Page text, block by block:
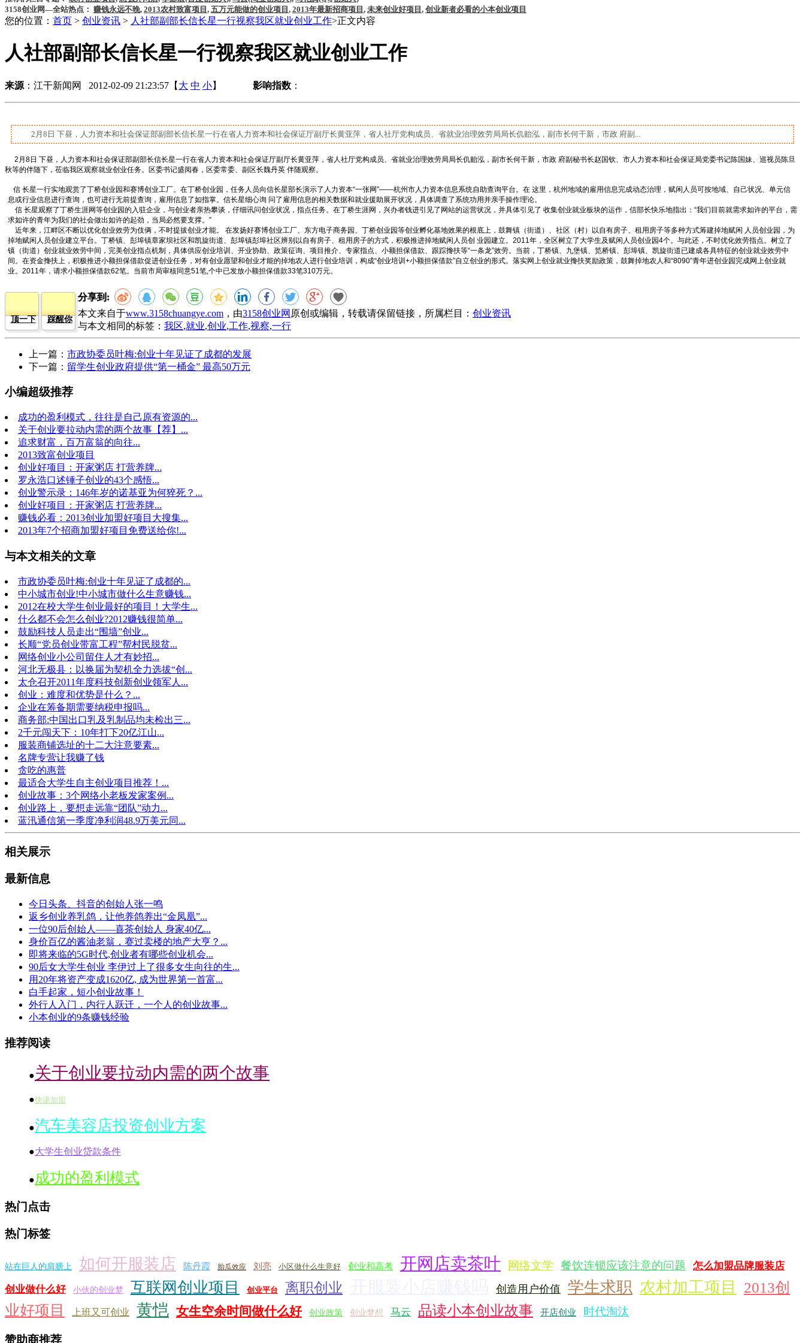
3158创业网—全站热点： 赚钱永远不晚, 2013农村致富项目 , 五万元能做的创业项目 , 2013年最新招商项目 , 未来创业好项目 , 创业新者必看的小本创业项目
您的位置： 首页 > 创业资讯 > 人社部副部长信长星一行视察我区就业创业工作>正文内容
人社部副部长信长星一行视察我区就业创业工作
来源 ：江干新闻网 2012-02-09 21:23:57【 大 中 小】 影响指数 ：
2月8日 下昼，人力资本和社会保证部副部长信长星一行在省人力资本和社会保证厅副厅长黄亚萍，省人社厅党构成员、省就业治理效劳局局长仉贻泓，副市长何干新，市政 府副...
2 月8日 下昼，人力资本和社会保证部副部长信长星一行在省人力资本和社会保证厅副厅长黄亚萍，省人社厅党构成员、省就业治理效劳局局长仉贻泓，副市长何干新，市政 府副秘书长赵国钦、市人力资本和社会保证局党委书记陈国妹、巡视员陈旦
秋等的伴随下，莅临我区观察就业创业任务。区委书记盛阅春，区委常委、副区长魏丹英 伴随观察。
信 长星一行实地观赏了丁桥创业园和赛博创业工厂。在丁桥创业园，任务人员向信长星部长演示了人力资本“一张网”——杭州市人力资本信息系统自助查询平台。在 这里，杭州地域的雇用信息完成动态治理，赋闲人员可按地域、自己状况、单元信
息或行业信息进行查询，也可进行无前提查询，雇用信息了如指掌。信长星细心询 问了雇用信息的相关数据和就业援助展开状况，具体调查了系统功用并亲手操作理论。
信 长星观察了丁桥生涯网等创业园的入驻企业，与创业者亲热攀谈，仔细讯问创业状况，指点任务。在丁桥生涯网，兴办者钱进引见了网站的运营状况，并具体引见了 收集创业就业板块的运作，信部长快乐地指出：“我们目前就需求如许的平台，需
求如许的青年为我们的社会做出如许的起劲，当局必然要支撑。”
近年来，江畔区不断以优化创业效劳为伎俩，不时提拔创业才能。 在发扬好赛博创业工厂、东方电子商务园、丁桥创业园等创业孵化基地效果的根底上，鼓舞镇（街道）、社区（村）以自有房子、租用房子等多种方式筹建掉地赋闲 人员创业园，为
掉地赋闲人员创业建立平台。丁桥镇、彭埠镇章家坝社区和凯旋街道、彭埠镇彭埠社区辨别以自有房子、租用房子的方式，积极推进掉地赋闲人员创 业园建立。 2011 年，全区树立了大学生及赋闲人员创业园4个。与此还，不时优化效劳指点。树立了
镇（街道）创业就业效劳中间，完美创业指点机制，具体供应创业培训、开业协助、政策征询、项目推介、专家指点、小额担保借款、跟踪搀扶等“一条龙”效劳。当前，丁桥镇、九堡镇、笕桥镇、彭埠镇、凯旋街道已建成各具特征的创业就业效劳中
间。在资金搀扶上，积极推进小额担保借款促进创业任务，对有创业愿望和创业才能的掉地农人进行创业培训，构成“创业培训 +小额担保借款”自立创业的形式。落实网上创业就业搀扶奖励政策，鼓舞掉地农人和“8090”青年进创业园完成网上创业就
业。 2011 年，请求小额担保借款62笔。当前市局审核同意51 笔 个中已发放小额担保借款33笔310万元。
顶一下 踩醒你
分享到:
本文来自于www.3158chuangye.com ，由3158创业网 原创或编辑，转载请保留链接，所属栏目： 创业资讯
与本文相同的标签： 我区,就业,创业,工作,视察,一行
上一篇： 市政协委员叶梅:创业十年见证了成都的发展
下一篇： 留学生创业政府提供“第一桶金” 最高50万元
小编超级推荐
成功的盈利模式，往往是自己原有资源的...
关于创业要拉动内需的两个故事【荐】...
追求财富，百万富翁的向往...
2013致富创业项目
创业好项目：开家粥店 打营养牌...
罗永浩口述锤子创业的43个感悟...
创业警示录：146年岁的诺基亚为何猝死？...
创业好项目：开家粥店 打营养牌...
赚钱必看：2013创业加盟好项目大搜集...
2013年7个招商加盟好项目免费送给你!...
与本文相关的文章
市政协委员叶梅:创业十年见证了成都的...
中小城市创业!中小城市做什么生意赚钱...
2012在校大学生创业最好的项目！大学生...
什么都不会怎么创业?2012赚钱很简单...
鼓励科技人员走出“围墙”创业...
长顺“党员创业带富工程”帮村民脱贫...
网络创业小公司留住人才有妙招...
河北无极县：以换届为契机全力选拔“创...
太仓召开2011年度科技创新创业领军人...
创业：难度和优势是什么？...
企业在筹备期需要纳税申报吗...
商务部:中国出口乳及乳制品均未检出三...
2千元闯天下：10年打下20亿江山...
服装商铺选址的十二大注意要素...
名牌专营让我赚了钱
贪吃的惠普
最适合大学生自主创业项目推荐！...
创业故事：3个网络小老板发家案例...
创业路上，要想走远靠“团队”动力...
蓝汛通信第一季度净利润48.9万美元同...
相关展示
最新信息
今日头条、抖音的创始人张一鸣
返乡创业养乳鸽，让他养鸽养出“金凤凰”...
一位90后创始人——喜茶创始人 身家40亿...
身价百亿的酱油老翁，赛过卖楼的地产大亨？...
即将来临的5G时代,创业者有哪些创业机会...
90后女大学生创业 李伊过上了很多女生向往的生...
用20年将资产变成1620亿, 成为世界第一首富...
白手起家，短小创业故事！
外行人入门，内行人跃迁，一个人的创业故事...
小本创业的9条赚钱经验
推荐阅读
●关于创业要拉动内需的两个故事
●快递加盟
●汽车美容店投资创业方案
●大学生创业贷款条件
●成功的盈利模式
热门点击
热门标签
站在巨人的肩膀上 如何开服装店 陈丹霞 胎瓜效应 刘亮 小区做什么生意好 创业和高考 开网店卖茶叶 网络文学 餐饮连锁应该注意的问题 怎么加盟品牌服装店
创业做什么好 小伙的创业梦 互联网创业项目 创业平台 离职创业 创造用户价值 学生求职 农村加工项目
2013创
业好项目
上班又可创业 黄恺 女生空余时间做什么好 创业政策 创业梦想 马云 品读小本创业故事 开店创业 时代淘汰
赞助商推荐